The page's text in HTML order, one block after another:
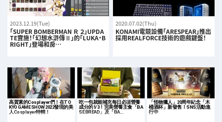
2023.12.19(Tue)
「SUPER BOMBERMAN Ｒ ２」UPDA
TE實施！「幻想水滸傳Ⅱ」的「LUKA・B
RIGHT」登場和房…
2020.07.02(Thu)
KONAMI電競設備「ARESPEAR」推出
採用REALFORCE技術的遊戲鍵盤！
高質素的Cosplayer們！在TO
KYO GAME SHOW 2022發現的美
人Cosplayer特輯！
吃一包就能補充每日必須營養
成分的1/3！完美營養主食「BA
SE BREAD」及「BA…
「怪物獵人」20周年紀念「木
桶酒杯」新發售！SNS活動進
行中